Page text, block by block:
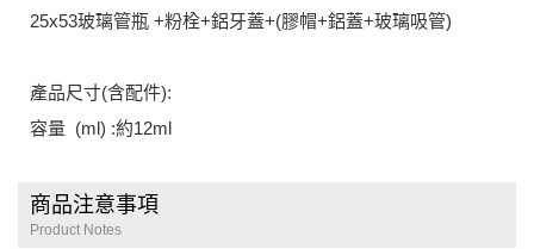
25x53玻璃管瓶 +粉栓+鋁牙蓋+(膠帽+鋁蓋+玻璃吸管)
產品尺寸(含配件):
容量 (ml) :約12ml
商品注意事項
Product Notes